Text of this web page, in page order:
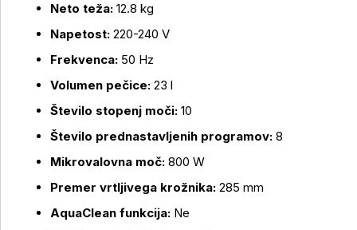
Več o izdelku
Neto teža: 12.8 kg
Napetost: 220-240 V
Frekvenca: 50 Hz
Volumen pečice: 23 l
Število stopenj moči: 10
Število prednastavljenih programov: 8
Mikrovalovna moč: 800 W
Premer vrtljivega krožnika: 285 mm
AquaClean funkcija: Ne